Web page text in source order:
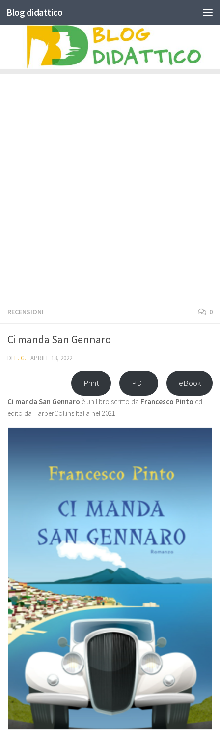
Skip to content
Blog didattico
RECENSIONI 0
Ci manda San Gennaro
DI E. G. · APRILE 13, 2022
Print PDF eBook
Ci manda San Gennaro è un libro scritto da Francesco Pinto ed
edito da HarperCollins Italia nel 2021.